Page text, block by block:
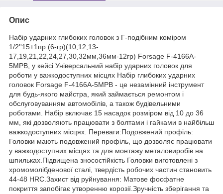
Опис
Набір ударних глибоких головок з Г-подібним коміром
1/2''15+1пр.(6-гр)(10,12,13-
17,19,21,22,24,27,30,32мм,36мм-12гр) Forsage F-4166A-
5MPB, у кейсі Універсальний набір ударних головок для
роботи у важкодоступних місцях Набір глибоких ударних
головок Forsage F-4166A-5MPB - це незамінний інструмент
для будь-якого майстра, який займається ремонтом і
обслуговуванням автомобілів, а також будівельними
роботами. Набір включає 15 насадок розміром від 10 до 36
мм, які дозволяють працювати з болтами і гайками в найбільш
важкодоступних місцях. Переваги:Подовжений профіль:
Головки мають подовжений профіль, що дозволяє працювати
у важкодоступних місцях та для монтажу металовиробів на
шпильках.Підвищена зносостійкість Головки виготовлені з
хромомолібденової сталі, твердість робочих частин становить
44-48 HRC.Захист від руйнування: Матове фосфатне
покриття запобігає утворенню корозії.Зручність зберігання та